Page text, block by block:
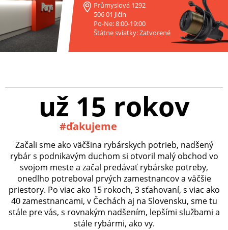
Průmyslová 1292
506 01 Jičín
Po-Ne: 8:00-19:00
Štátne sviatky: Zatvorené
už 15 rokov
#ďakujeme
Začali sme ako väčšina rybárskych potrieb, nadšený
rybár s podnikavým duchom si otvoril malý obchod vo
svojom meste a začal predávať rybárske potreby,
onedlho potreboval prvých zamestnancov a väčšie
priestory. Po viac ako 15 rokoch, 3 sťahovaní, s viac ako
40 zamestnancami, v Čechách aj na Slovensku, sme tu
stále pre vás, s rovnakým nadšením, lepšími službami a
stále rybármi, ako vy.